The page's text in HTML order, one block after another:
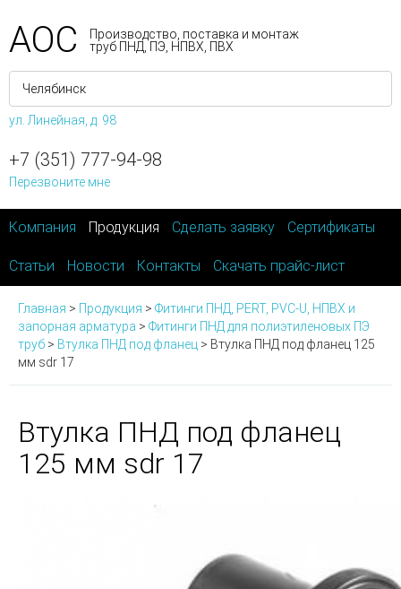
АОС
Производство, поставка и монтаж
труб ПНД, ПЭ, НПВХ, ПВХ
ул. Линейная, д. 98
+7 (351) 777-94-98
Перезвоните мне
Компания Продукция Сделать заявку Сертификаты
Статьи Новости Контакты Скачать прайс-лист
Главная > Продукция > Фитинги ПНД, PERT, PVC-U, НПВХ и
запорная арматура > Фитинги ПНД для полиэтиленовых ПЭ
труб > Втулка ПНД под фланец > Втулка ПНД под фланец 125
мм sdr 17
Втулка ПНД под фланец
125 мм sdr 17